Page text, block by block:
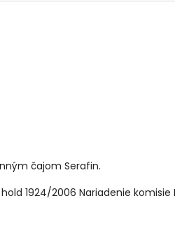
čajom Serafin.
1924/2006 Nariadenie